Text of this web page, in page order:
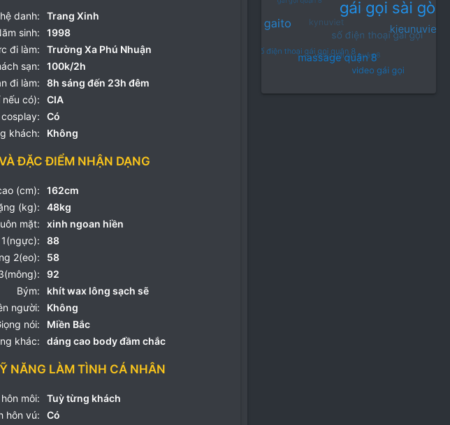
danh:
Trang Xinh
sinh:
1998
đi làm:
Trường Xa Phú Nhuận
sạn:
100k/2h
đi làm:
8h sáng đến 23h đêm
có):
CIA
Có
khách:
Không
ĐẶC ĐIỂM NHẬN DẠNG
(cm):
162cm
(kg):
48kg
mặt:
xinh ngoan hiền
88
2(eo):
58
92
Bým:
khít wax lông sạch sẽ
người:
Không
nói:
Miền Bắc
khác:
dáng cao body đầm chắc
NĂNG LÀM TÌNH CÁ NHÂN
môi:
Tuỳ từng khách
hôn vú:
Có